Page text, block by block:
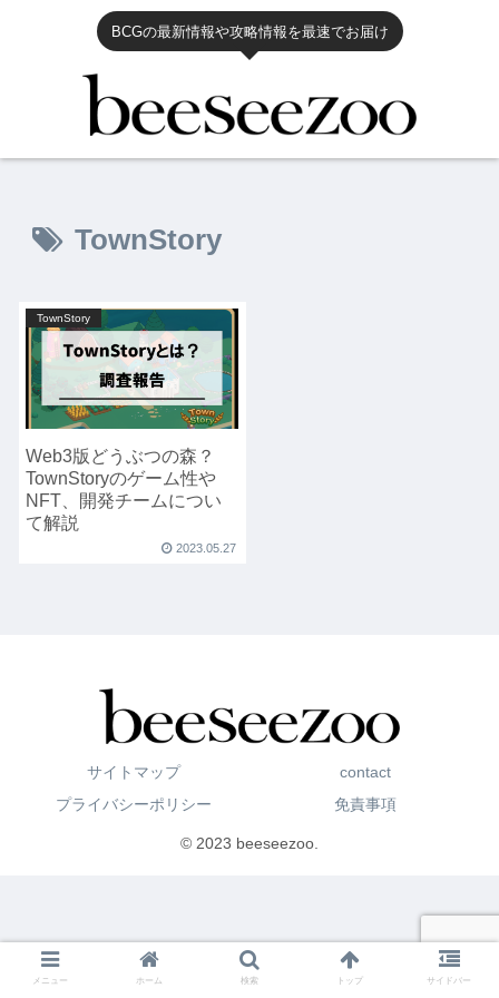
BCGの最新情報や攻略情報を最速でお届け
TownStory
TownStory
Web3版どうぶつの森？
TownStoryのゲーム性や
NFT、開発チームについ
て解説
2023.05.27
サイトマップ
contact
プライバシーポリシー
免責事項
© 2023 beeseezoo.
メニュー ホーム 検索 トップ サイドバー